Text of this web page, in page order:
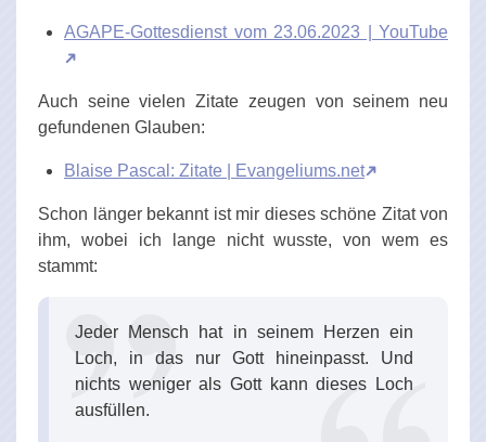
AGAPE-Gottesdienst vom 23.06.2023 | YouTube
Auch seine vielen Zitate zeugen von seinem neu
gefundenen Glauben:
Blaise Pascal: Zitate | Evangeliums.net
Schon länger bekannt ist mir dieses schöne Zitat von
ihm, wobei ich lange nicht wusste, von wem es
stammt:
Jeder Mensch hat in seinem Herzen ein
Loch, in das nur Gott hineinpasst. Und
nichts weniger als Gott kann dieses Loch
ausfüllen.